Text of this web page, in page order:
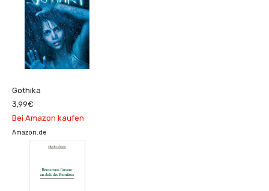
Gothika
3,99€
Bei Amazon kaufen
Amazon.de